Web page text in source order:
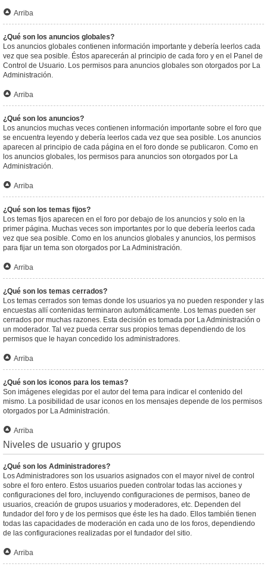
Arriba
¿Qué son los anuncios globales?
Los anuncios globales contienen información importante y debería leerlos cada
vez que sea posible. Éstos aparecerán al principio de cada foro y en el Panel de
Control de Usuario. Los permisos para anuncios globales son otorgados por La
Administración.
Arriba
¿Qué son los anuncios?
Los anuncios muchas veces contienen información importante sobre el foro que
se encuentra leyendo y debería leerlos cada vez que sea posible. Los anuncios
aparecen al principio de cada página en el foro donde se publicaron. Como en
los anuncios globales, los permisos para anuncios son otorgados por La
Administración.
Arriba
¿Qué son los temas fijos?
Los temas fijos aparecen en el foro por debajo de los anuncios y solo en la
primer página. Muchas veces son importantes por lo que debería leerlos cada
vez que sea posible. Como en los anuncios globales y anuncios, los permisos
para fijar un tema son otorgados por La Administración.
Arriba
¿Qué son los temas cerrados?
Los temas cerrados son temas donde los usuarios ya no pueden responder y las
encuestas allí contenidas terminaron automáticamente. Los temas pueden ser
cerrados por muchas razones. Esta decisión es tomada por La Administración o
un moderador. Tal vez pueda cerrar sus propios temas dependiendo de los
permisos que le hayan concedido los administradores.
Arriba
¿Qué son los iconos para los temas?
Son imágenes elegidas por el autor del tema para indicar el contenido del
mismo. La posibilidad de usar iconos en los mensajes depende de los permisos
otorgados por La Administración.
Arriba
Niveles de usuario y grupos
¿Qué son los Administradores?
Los Administradores son los usuarios asignados con el mayor nivel de control
sobre el foro entero. Estos usuarios pueden controlar todas las acciones y
configuraciones del foro, incluyendo configuraciones de permisos, baneo de
usuarios, creación de grupos usuarios y moderadores, etc. Dependen del
fundador del foro y de los permisos que éste les ha dado. Ellos también tienen
todas las capacidades de moderación en cada uno de los foros, dependiendo
de las configuraciones realizadas por el fundador del sitio.
Arriba